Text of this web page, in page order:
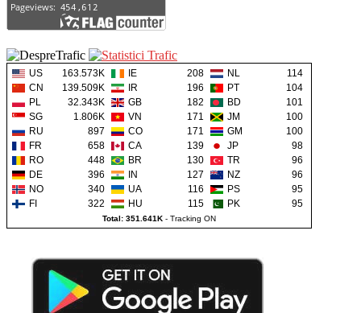
US 163.573K IE 208 NL
114
CN
139.509K IR 196 PT
104
PL
32.343K GB 182 BD
101
SG
1.806K VN 171 JM
100
RU
897 CO 171 GM
100
FR
658 CA 139 JP
98
RO
448 BR 130 TR
96
DE
396 IN 127 NZ
96
NO
340 UA 116 PS
95
FI
322 HU 115 PK 95
Total: 351.641K - Tracking ON